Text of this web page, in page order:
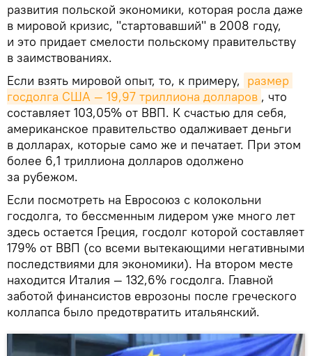
развития польской экономики, которая росла даже
в мировой кризис, "стартовавший" в 2008 году,
и это придает смелости польскому правительству
в заимствованиях.
Если взять мировой опыт, то, к примеру, размер
госдолга США — 19,97 триллиона долларов , что
составляет 103,05% от ВВП. К счастью для себя,
американское правительство одалживает деньги
в долларах, которые само же и печатает. При этом
более 6,1 триллиона долларов одолжено
за рубежом.
Если посмотреть на Евросоюз с колокольни
госдолга, то бессменным лидером уже много лет
здесь остается Греция, госдолг которой составляет
179% от ВВП (со всеми вытекающими негативными
последствиями для экономики). На втором месте
находится Италия — 132,6% госдолга. Главной
заботой финансистов еврозоны после греческого
коллапса было предотвратить итальянский.